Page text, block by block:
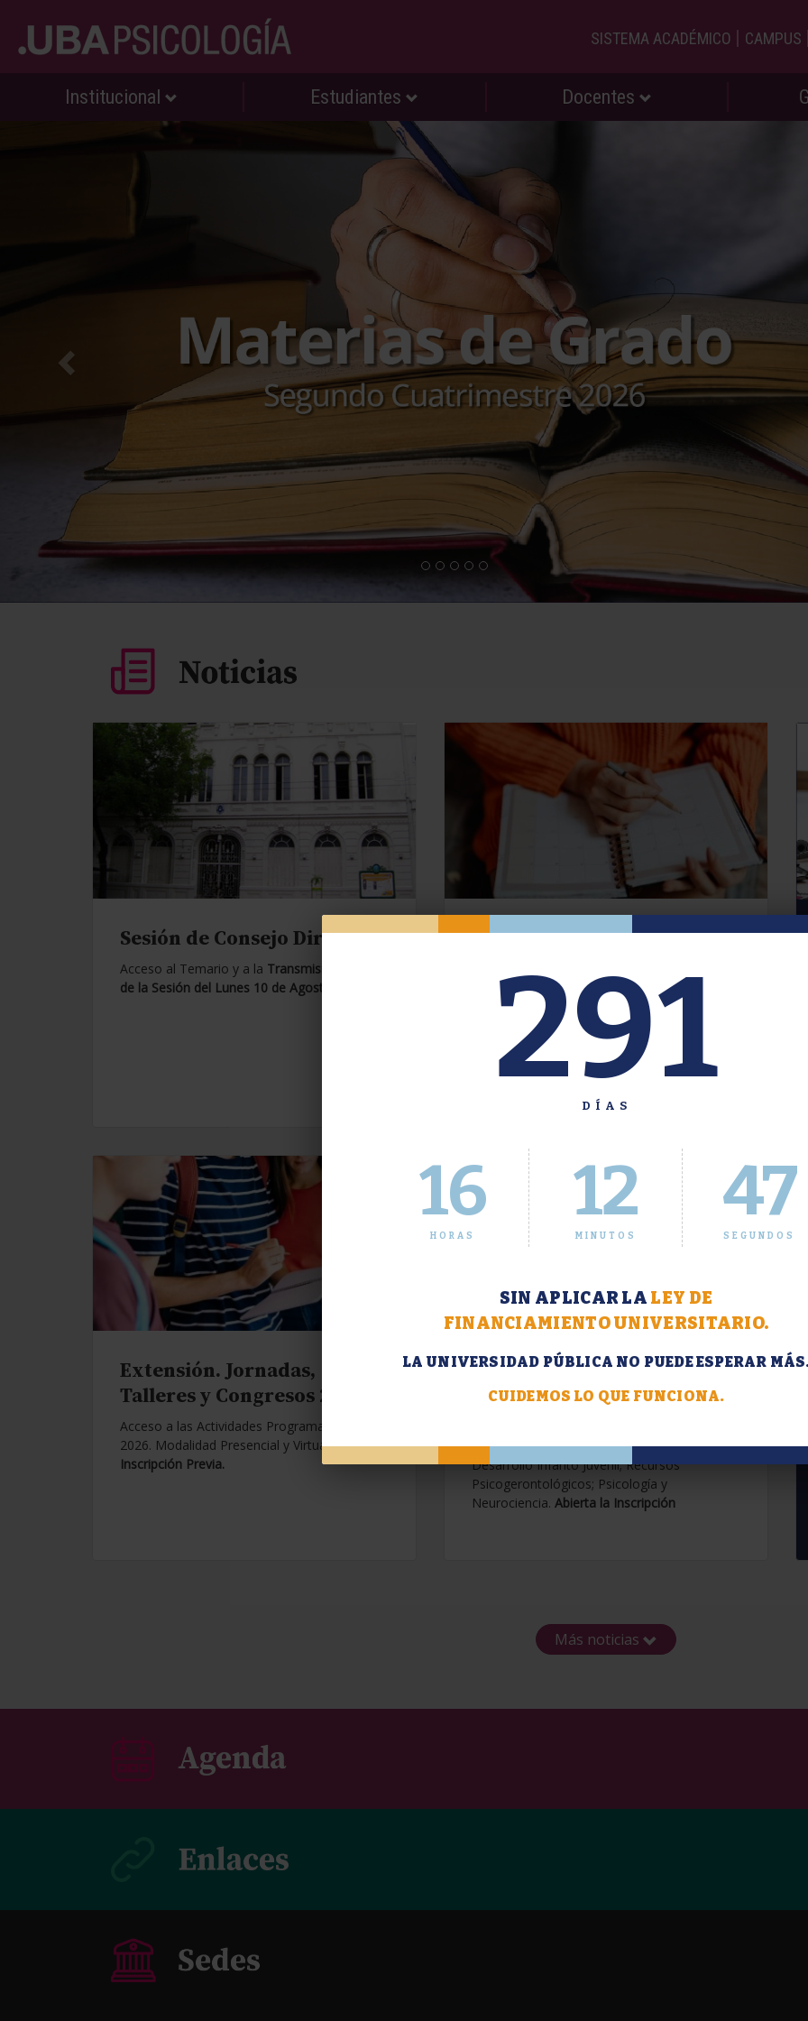
291
DÍAS
16
HORAS
12
MINUTOS
48
SEGUNDOS
SIN APLICAR LA LEY DE
FINANCIAMIENTO UNIVERSITARIO.
LA UNIVERSIDAD PÚBLICA NO PUEDE ESPERAR
CUIDEMOS LO QUE FUNCIONA.
SISTEMA ACADÉMICO | CAMPUS |
Institucional Estudiantes Docentes
Sesión de Consejo Directivo.
Acceso al Temario y a la Transmisión en Vivo
de la Sesión del Lunes 10 de Agosto de 2026.
Oferta de Grado. Segundo
Inscripción del 30 de julio al 4 de agosto a
través del Sistema Académico
Extensión. Jornadas,
Talleres y Congresos 2026.
Acceso a las Actividades Programadas para
2026. Modalidad Presencial y Virtual.Con
Inscripción Previa.
Extensión. Diplomaturas
2026.
Contemporáneas; Problemáticas en el
Desarrollo Infanto Juvenil; Recursos
Psicogerontológicos; Psicología y
Neurociencia. Abierta la Inscripción
Más noticias